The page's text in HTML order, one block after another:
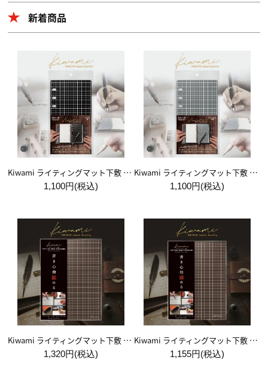
新着商品
Kiwami ライティングマット下敷 システム手帳バイブルサイズ【黒】
1,100円(税込)
Kiwami ライティングマット下敷 システム手帳バイブルサイズ【月影】
1,100円(税込)
Kiwami ライティングマット下敷 A4+【ブラウン&キャメル】
1,320円(税込)
Kiwami ライティングマット下敷 B5+【ブラウン&キャメル】
1,155円(税込)